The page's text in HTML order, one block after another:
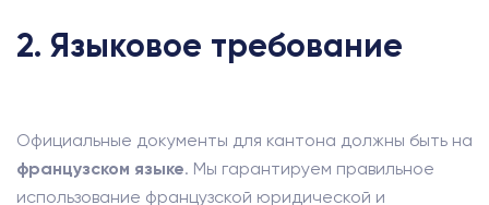
2. Языковое требование
Официальные документы для кантона должны быть на
французском языке. Мы гарантируем правильное
использование французской юридической и